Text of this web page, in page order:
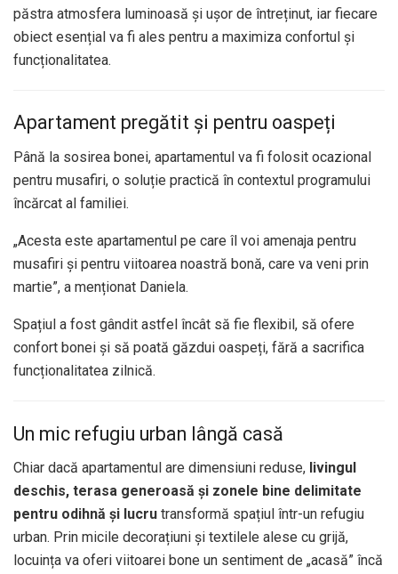
păstra atmosfera luminoasă și ușor de întreținut, iar fiecare
obiect esențial va fi ales pentru a maximiza confortul și
funcționalitatea.
Apartament pregătit și pentru oaspeți
Până la sosirea bonei, apartamentul va fi folosit ocazional
pentru musafiri, o soluție practică în contextul programului
încărcat al familiei.
„Acesta este apartamentul pe care îl voi amenaja pentru
musafiri și pentru viitoarea noastră bonă, care va veni prin
martie”, a menționat Daniela.
Spațiul a fost gândit astfel încât să fie flexibil, să ofere
confort bonei și să poată găzdui oaspeți, fără a sacrifica
funcționalitatea zilnică.
Un mic refugiu urban lângă casă
Chiar dacă apartamentul are dimensiuni reduse, livingul
deschis, terasa generoasă și zonele bine delimitate
pentru odihnă și lucru transformă spațiul într-un refugiu
urban. Prin micile decorațiuni și textilele alese cu grijă,
locuința va oferi viitoarei bone un sentiment de „acasă” încă